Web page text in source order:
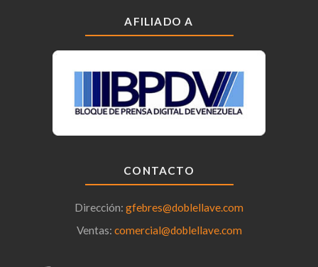
AFILIADO A
CONTACTO
Dirección: gfebres@doblellave.com
Ventas: comercial@doblellave.com